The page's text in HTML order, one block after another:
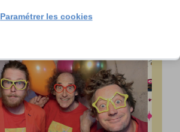
Paramétrer les cookies